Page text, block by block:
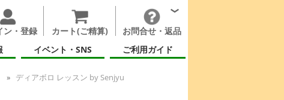
ン・登録 カート(ご精算)
お問合せ・返品
イベント・SNS ご利用ガイド
ディアボロ レッスン by Senjyu